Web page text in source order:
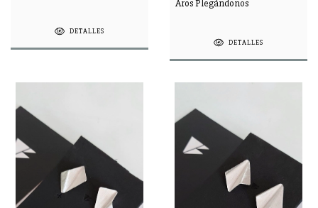
DETALLES
Aros Plegándonos
DETALLES